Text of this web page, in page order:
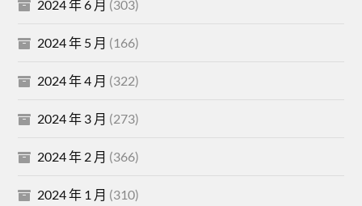
2024 年 6 月 (303)
2024 年 5 月 (166)
2024 年 4 月 (322)
2024 年 3 月 (273)
2024 年 2 月 (366)
2024 年 1 月 (310)